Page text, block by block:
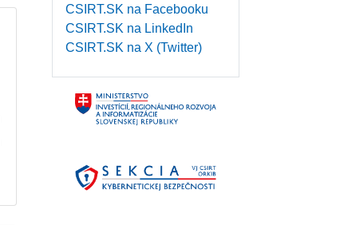
CSIRT.SK na Facebooku
CSIRT.SK na LinkedIn
CSIRT.SK na X (Twitter)